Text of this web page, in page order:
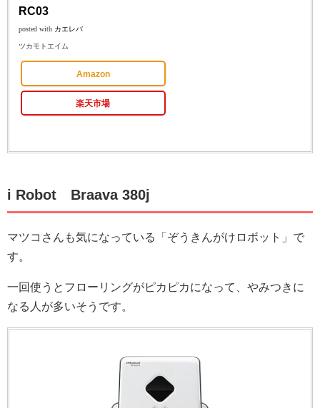
RC03
posted with カエレバ
ツカモトエイム
Amazon
楽天市場
i Robot Braava 380j
マツコさんも気になっている「ぞうきんがけロボット」で
す。
一回使うとフローリングがピカピカになって、やみつきに
なる人が多いそうです。